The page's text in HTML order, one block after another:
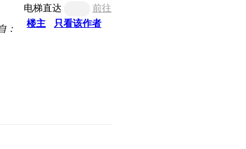
电梯直达
前往
楼主
只看该作者
：